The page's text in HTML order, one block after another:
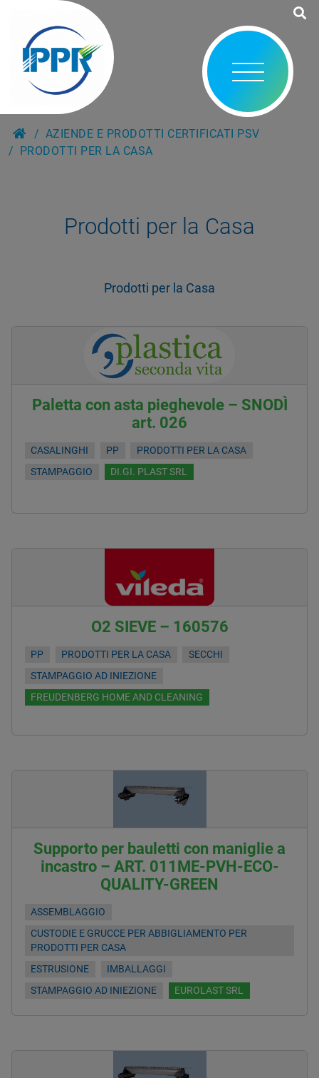
AZIENDE E PRODOTTI CERTIFICATI PSV
PRODOTTI PER LA CASA
Prodotti per la Casa
Prodotti per la Casa
Paletta con asta pieghevole – SNODÌ
art. 026
CASALINGHI PP
PRODOTTI PER LA CASA
STAMPAGGIO
DI.GI. PLAST SRL
O2 SIEVE – 160576
PP PRODOTTI PER LA CASA
SECCHI
STAMPAGGIO AD INIEZIONE
FREUDENBERG HOME AND CLEANING
Supporto per bauletti con maniglie a
incastro – ART. 011ME-PVH-ECO-
QUALITY-GREEN
ASSEMBLAGGIO
CUSTODIE E GRUCCE PER ABBIGLIAMENTO PER
PRODOTTI PER CASA
ESTRUSIONE
IMBALLAGGI
STAMPAGGIO AD INIEZIONE
EUROLAST SRL